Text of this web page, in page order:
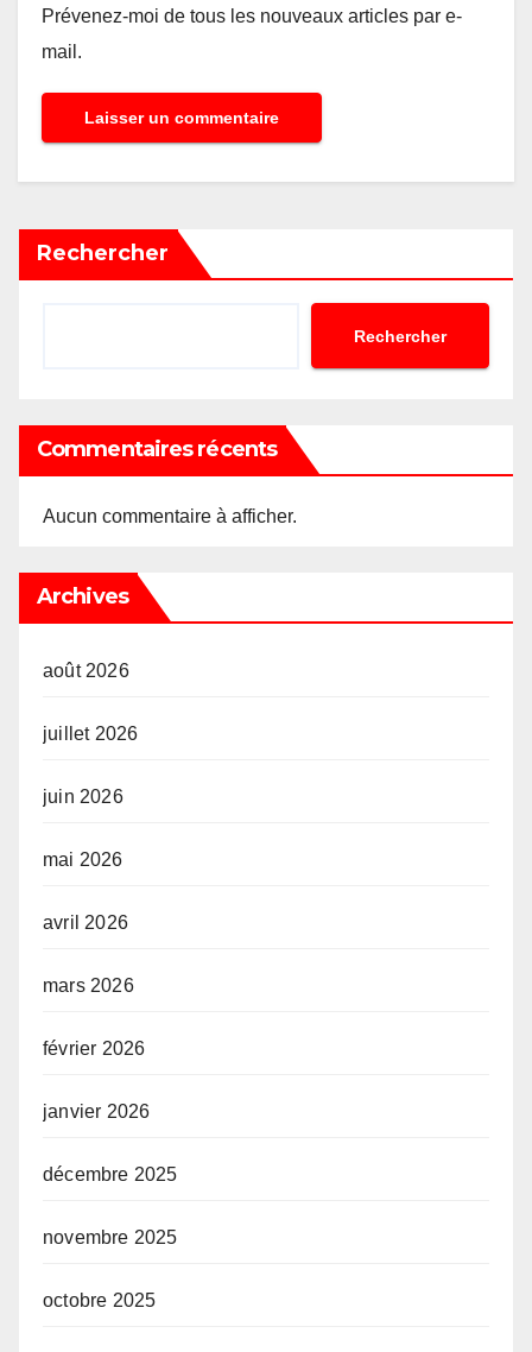
Prévenez-moi de tous les nouveaux articles par e-
mail.
Rechercher
Rechercher
Commentaires récents
Aucun commentaire à afficher.
Archives
août 2026
juillet 2026
juin 2026
mai 2026
avril 2026
mars 2026
février 2026
janvier 2026
décembre 2025
novembre 2025
octobre 2025